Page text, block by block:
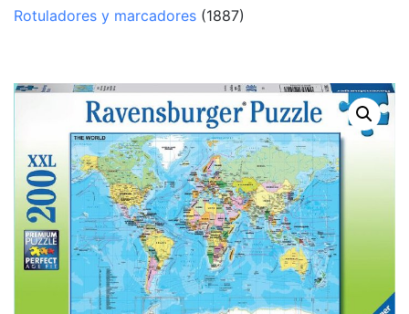
Rotuladores y marcadores (1887)